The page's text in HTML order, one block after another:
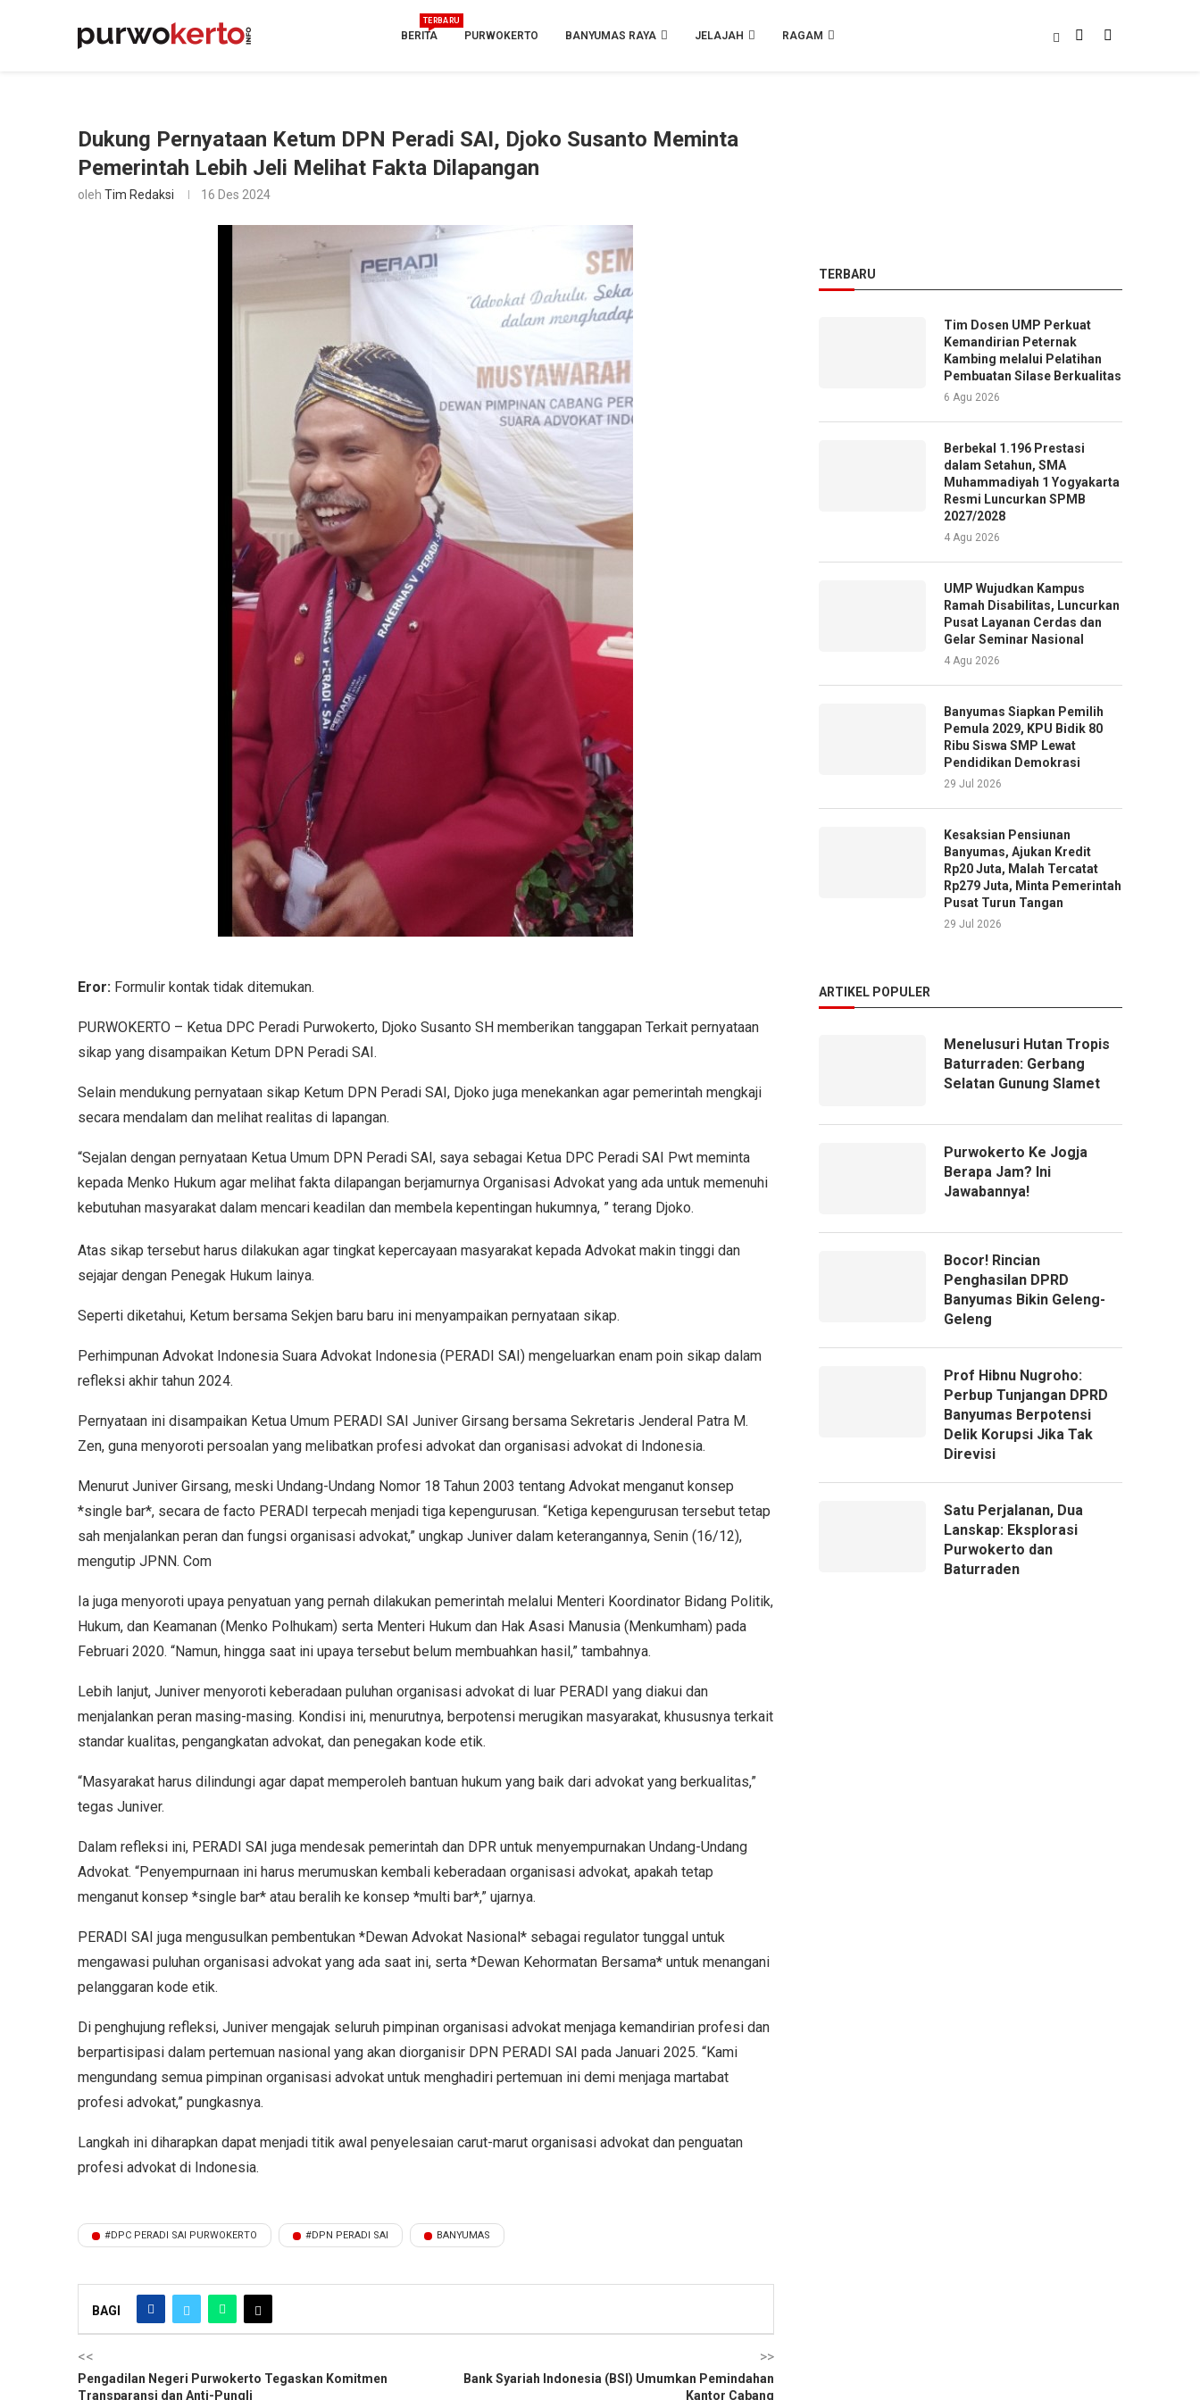
BERITA
TERBARU
PURWOKERTO BANYUMAS RAYA JELAJAH RAGAM
Dukung Pernyataan Ketum DPN Peradi SAI, Djoko Susanto Meminta
Pemerintah Lebih Jeli Melihat Fakta Dilapangan
oleh Tim Redaksi 16 Des 2024
Eror: Formulir kontak tidak ditemukan.
PURWOKERTO – Ketua DPC Peradi Purwokerto, Djoko Susanto SH memberikan tanggapan Terkait pernyataan
sikap yang disampaikan Ketum DPN Peradi SAI.
Selain mendukung pernyataan sikap Ketum DPN Peradi SAI, Djoko juga menekankan agar pemerintah mengkaji
secara mendalam dan melihat realitas di lapangan.
“Sejalan dengan pernyataan Ketua Umum DPN Peradi SAI, saya sebagai Ketua DPC Peradi SAI Pwt meminta
kepada Menko Hukum agar melihat fakta dilapangan berjamurnya Organisasi Advokat yang ada untuk memenuhi
kebutuhan masyarakat dalam mencari keadilan dan membela kepentingan hukumnya, ” terang Djoko.
Atas sikap tersebut harus dilakukan agar tingkat kepercayaan masyarakat kepada Advokat makin tinggi dan
sejajar dengan Penegak Hukum lainya.
Seperti diketahui, Ketum bersama Sekjen baru baru ini menyampaikan pernyataan sikap.
Perhimpunan Advokat Indonesia Suara Advokat Indonesia (PERADI SAI) mengeluarkan enam poin sikap dalam
refleksi akhir tahun 2024.
Pernyataan ini disampaikan Ketua Umum PERADI SAI Juniver Girsang bersama Sekretaris Jenderal Patra M.
Zen, guna menyoroti persoalan yang melibatkan profesi advokat dan organisasi advokat di Indonesia.
Menurut Juniver Girsang, meski Undang-Undang Nomor 18 Tahun 2003 tentang Advokat menganut konsep
*single bar*, secara de facto PERADI terpecah menjadi tiga kepengurusan. “Ketiga kepengurusan tersebut tetap
sah menjalankan peran dan fungsi organisasi advokat,” ungkap Juniver dalam keterangannya, Senin (16/12),
mengutip JPNN. Com
Ia juga menyoroti upaya penyatuan yang pernah dilakukan pemerintah melalui Menteri Koordinator Bidang Politik,
Hukum, dan Keamanan (Menko Polhukam) serta Menteri Hukum dan Hak Asasi Manusia (Menkumham) pada
Februari 2020. “Namun, hingga saat ini upaya tersebut belum membuahkan hasil,” tambahnya.
Lebih lanjut, Juniver menyoroti keberadaan puluhan organisasi advokat di luar PERADI yang diakui dan
menjalankan peran masing-masing. Kondisi ini, menurutnya, berpotensi merugikan masyarakat, khususnya terkait
standar kualitas, pengangkatan advokat, dan penegakan kode etik.
“Masyarakat harus dilindungi agar dapat memperoleh bantuan hukum yang baik dari advokat yang berkualitas,”
tegas Juniver.
Dalam refleksi ini, PERADI SAI juga mendesak pemerintah dan DPR untuk menyempurnakan Undang-Undang
Advokat. “Penyempurnaan ini harus merumuskan kembali keberadaan organisasi advokat, apakah tetap
menganut konsep *single bar* atau beralih ke konsep *multi bar*,” ujarnya.
PERADI SAI juga mengusulkan pembentukan *Dewan Advokat Nasional* sebagai regulator tunggal untuk
mengawasi puluhan organisasi advokat yang ada saat ini, serta *Dewan Kehormatan Bersama* untuk menangani
pelanggaran kode etik.
Di penghujung refleksi, Juniver mengajak seluruh pimpinan organisasi advokat menjaga kemandirian profesi dan
berpartisipasi dalam pertemuan nasional yang akan diorganisir DPN PERADI SAI pada Januari 2025. “Kami
mengundang semua pimpinan organisasi advokat untuk menghadiri pertemuan ini demi menjaga martabat
profesi advokat,” pungkasnya.
Langkah ini diharapkan dapat menjadi titik awal penyelesaian carut-marut organisasi advokat dan penguatan
profesi advokat di Indonesia.
#DPC PERADI SAI PURWOKERTO #DPN PERADI SAI BANYUMAS
BAGI
<<
Pengadilan Negeri Purwokerto Tegaskan Komitmen
Transparansi dan Anti-Pungli
>>
Bank Syariah Indonesia (BSI) Umumkan Pemindahan
Kantor Cabang
TERBARU
Tim Dosen UMP Perkuat
Kemandirian Peternak
Kambing melalui Pelatihan
Pembuatan Silase Berkualitas
6 Agu 2026
Berbekal 1.196 Prestasi
dalam Setahun, SMA
Muhammadiyah 1 Yogyakarta
Resmi Luncurkan SPMB
2027/2028
4 Agu 2026
UMP Wujudkan Kampus
Ramah Disabilitas, Luncurkan
Pusat Layanan Cerdas dan
Gelar Seminar Nasional
4 Agu 2026
Banyumas Siapkan Pemilih
Pemula 2029, KPU Bidik 80
Ribu Siswa SMP Lewat
Pendidikan Demokrasi
29 Jul 2026
Kesaksian Pensiunan
Banyumas, Ajukan Kredit
Rp20 Juta, Malah Tercatat
Rp279 Juta, Minta Pemerintah
Pusat Turun Tangan
29 Jul 2026
ARTIKEL POPULER
Menelusuri Hutan Tropis
Baturraden: Gerbang
Selatan Gunung Slamet
Purwokerto Ke Jogja
Berapa Jam? Ini
Jawabannya!
Bocor! Rincian
Penghasilan DPRD
Banyumas Bikin Geleng-
Geleng
Prof Hibnu Nugroho:
Perbup Tunjangan DPRD
Banyumas Berpotensi
Delik Korupsi Jika Tak
Direvisi
Satu Perjalanan, Dua
Lanskap: Eksplorasi
Purwokerto dan
Baturraden